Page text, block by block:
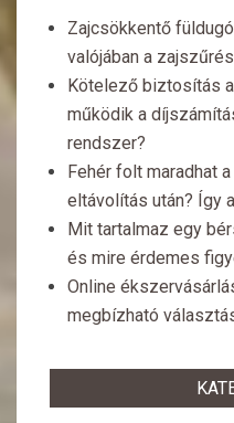
Zajcsökkentő
valójában a
Kötelező biztosítás
működik a
rendszer?
Fehér folt maradhat
eltávolítás után? Így
Mit tartalmaz egy
és mire érdemes
Online
megbízható